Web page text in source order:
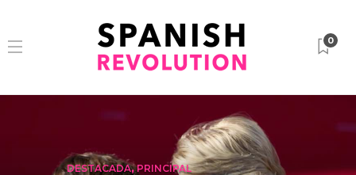
0
DESTACADA,PRINCIPAL